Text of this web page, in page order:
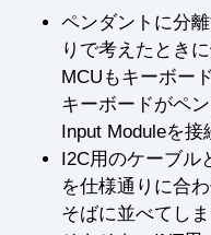
ペンダントに分
りで考えたとき
MCUもキーボー
キーボードがペ
Input Moduleを接
I2C用のケーブル
を仕様通りに合
そばに並べてし